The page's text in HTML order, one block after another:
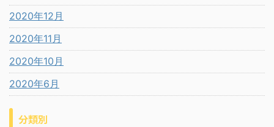
2020年12月
2020年11月
2020年10月
2020年6月
分類別